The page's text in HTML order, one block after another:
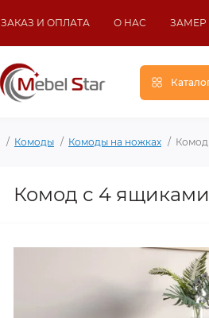
ЗАКАЗ И ОПЛАТА О НАС ЗАМЕР
Комоды Комоды на ножках
Комод с 4